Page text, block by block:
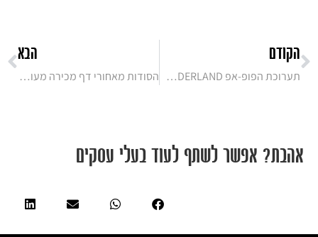
הקודם
תערוכת הפופ-אפ IMPERIAL HOTEL WONDERLAND
הבא
הסודות מאחורי דף מכירה מעוצב ברמה שבאמת ממיר
אהבת? אפשר לשתף לעוד בעלי עסקים